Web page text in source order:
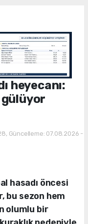
heyecanı:
Güncelleme: 07.08.2026 -
hasadı öncesi
bu sezon hem
olumlu bir